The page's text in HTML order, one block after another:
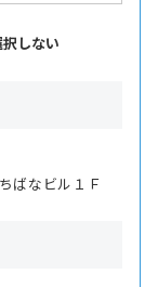
しない
ばなビル１Ｆ